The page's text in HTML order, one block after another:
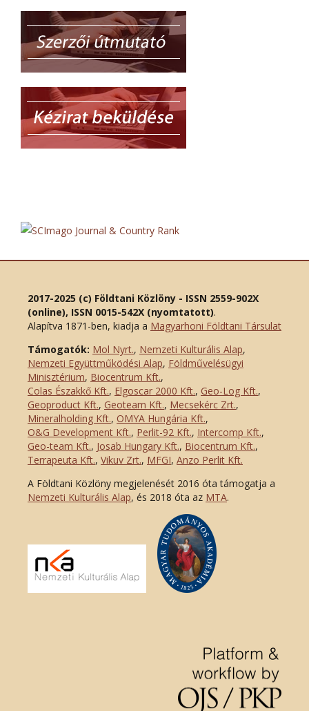
2017-2025 (c) Földtani Közlöny - ISSN 2559-902X
(online), ISSN 0015-542X (nyomtatott).
Alapítva 1871-ben, kiadja a Magyarhoni Földtani Társulat
Támogatók: Mol Nyrt., Nemzeti Kulturális Alap,
Nemzeti Együttműködési Alap, Földművelésügyi
Minisztérium, Biocentrum Kft.,
Colas Északkő Kft., Elgoscar 2000 Kft., Geo-Log Kft.,
Geoproduct Kft., Geoteam Kft., Mecsekérc Zrt.,
Mineralholding Kft., OMYA Hungária Kft.,
O&G Development Kft., Perlit-92 Kft., Intercomp Kft.,
Geo-team Kft., Josab Hungary Kft., Biocentrum Kft.,
Terrapeuta Kft., Vikuv Zrt., MFGI, Anzo Perlit Kft.
A Földtani Közlöny megjelenését 2016 óta támogatja a
Nemzeti Kulturális Alap, és 2018 óta az MTA.